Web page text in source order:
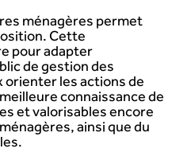
ménagères permet
Cette
pour adapter
de gestion des
orienter les actions de
connaissance de
et valorisables encore
ainsi que du